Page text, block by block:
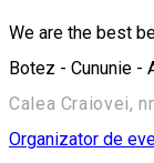
We are the best
Botez - Cununie -
Calea Craiovei,
Organizator de